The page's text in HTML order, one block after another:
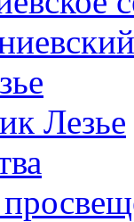
Лезье